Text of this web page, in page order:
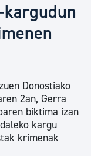
Donostiako
2an, Gerra
biktima izan
kargu
krimenak